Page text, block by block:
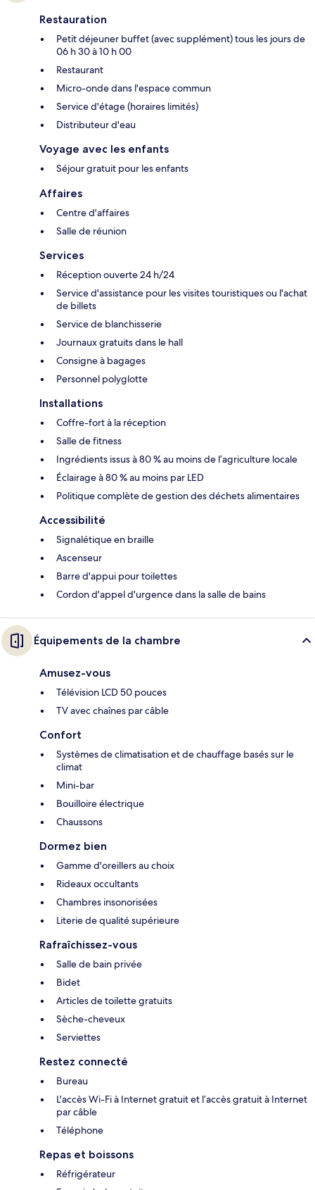
Restauration
Petit déjeuner buffet (avec supplément) tous les jours de
06 h 30 à 10 h 00
Restaurant
Micro-onde dans l'espace commun
Service d'étage (horaires limités)
Distributeur d'eau
Voyage avec les enfants
Séjour gratuit pour les enfants
Affaires
Centre d'affaires
Salle de réunion
Services
Réception ouverte 24 h/24
Service d'assistance pour les visites touristiques ou l'achat
de billets
Service de blanchisserie
Journaux gratuits dans le hall
Consigne à bagages
Personnel polyglotte
Installations
Coffre-fort à la réception
Salle de fitness
Ingrédients issus à 80 % au moins de l’agriculture locale
Éclairage à 80 % au moins par LED
Politique complète de gestion des déchets alimentaires
Accessibilité
Signalétique en braille
Ascenseur
Barre d'appui pour toilettes
Cordon d'appel d'urgence dans la salle de bains
Équipements de la chambre
Amusez-vous
Télévision LCD 50 pouces
TV avec chaînes par câble
Confort
Systèmes de climatisation et de chauffage basés sur le
climat
Mini-bar
Bouilloire électrique
Chaussons
Dormez bien
Gamme d'oreillers au choix
Rideaux occultants
Chambres insonorisées
Literie de qualité supérieure
Rafraîchissez-vous
Salle de bain privée
Bidet
Articles de toilette gratuits
Sèche-cheveux
Serviettes
Restez connecté
Bureau
L'accès Wi-Fi à Internet gratuit et l’accès gratuit à Internet
par câble
Téléphone
Repas et boissons
Réfrigérateur